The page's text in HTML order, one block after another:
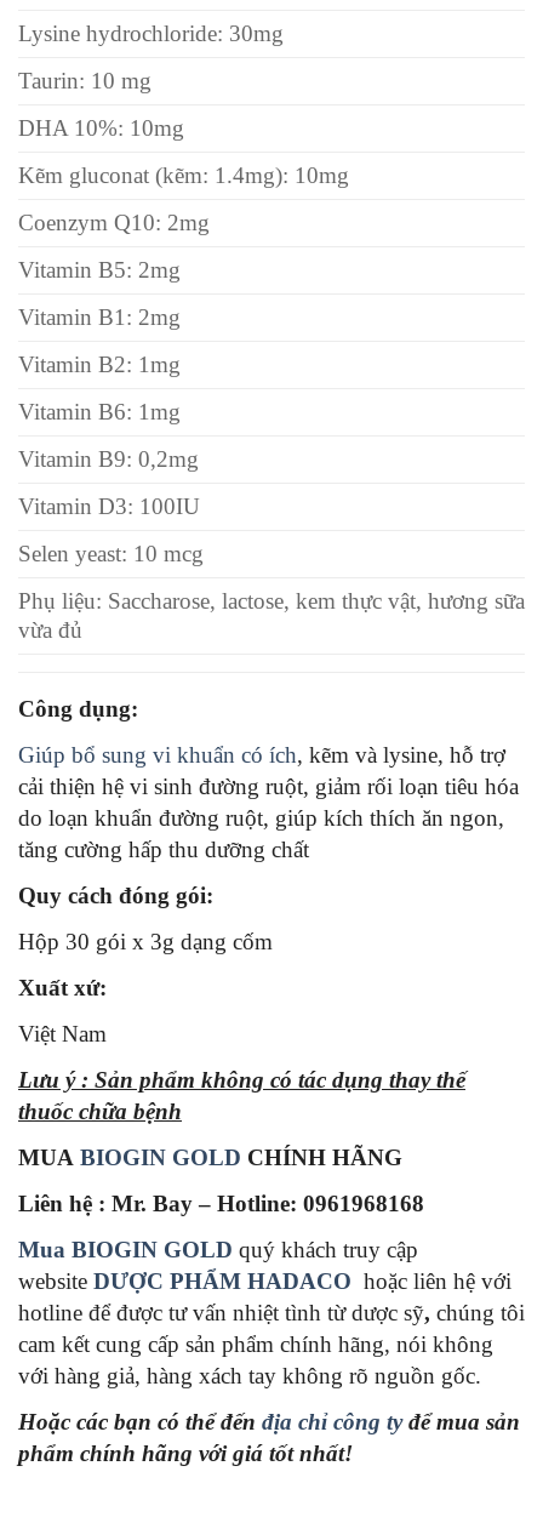
Lysine hydrochloride: 30mg
Taurin: 10 mg
DHA 10%: 10mg
Kẽm gluconat (kẽm: 1.4mg): 10mg
Coenzym Q10: 2mg
Vitamin B5: 2mg
Vitamin B1: 2mg
Vitamin B2: 1mg
Vitamin B6: 1mg
Vitamin B9: 0,2mg
Vitamin D3: 100IU
Selen yeast: 10 mcg
Phụ liệu: Saccharose, lactose, kem thực vật, hương sữa
vừa đủ
Công dụng:
Giúp bổ sung vi khuẩn có ích, kẽm và lysine, hỗ trợ
cải thiện hệ vi sinh đường ruột, giảm rối loạn tiêu hóa
do loạn khuẩn đường ruột, giúp kích thích ăn ngon,
tăng cường hấp thu dưỡng chất
Quy cách đóng gói:
Hộp 30 gói x 3g dạng cốm
Xuất xứ:
Việt Nam
Lưu ý : Sản phẩm không có tác dụng thay thế
thuốc chữa bệnh
MUA BIOGIN GOLD CHÍNH HÃNG
Liên hệ : Mr. Bay – Hotline: 0961968168
Mua BIOGIN GOLD quý khách truy cập
website DƯỢC PHẨM HADACO hoặc liên hệ với
hotline để được tư vấn nhiệt tình từ dược sỹ, chúng tôi
cam kết cung cấp sản phẩm chính hãng, nói không
với hàng giả, hàng xách tay không rõ nguồn gốc.
Hoặc các bạn có thể đến địa chỉ công tyđể mua sản
phẩm chính hãng với giá tốt nhất!